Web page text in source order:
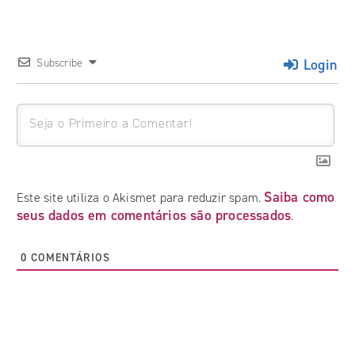
Subscribe Login
Este site utiliza o Akismet para reduzir spam. Saiba como
seus dados em comentários são processados.
0 COMENTÁRIOS